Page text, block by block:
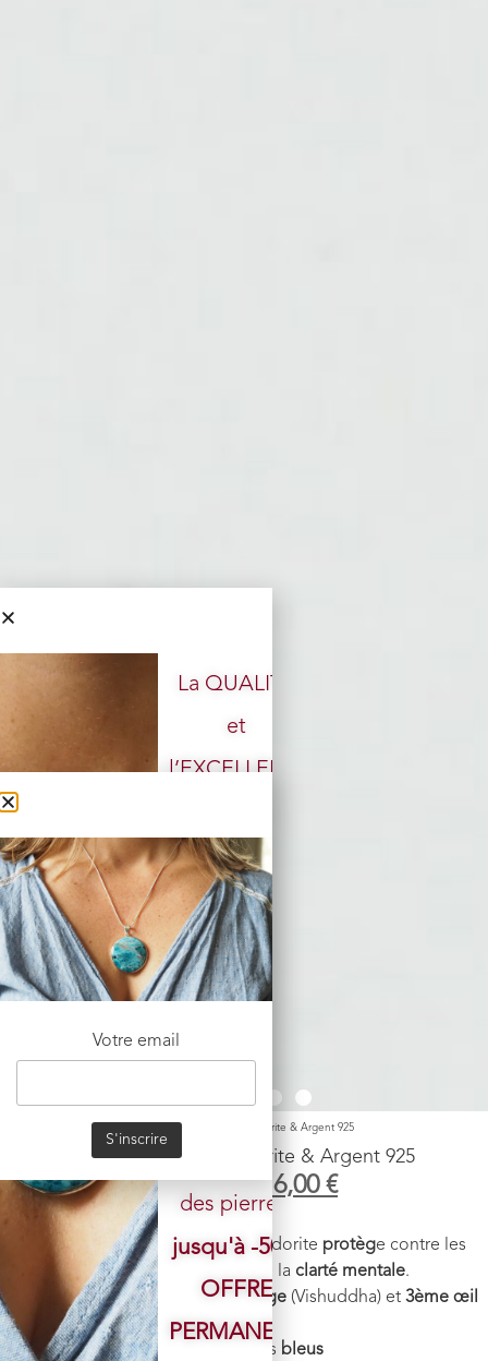
/ / Pendentif n°1 Labradorite & Argent 925
Pendentif n°1 Labradorite & Argent 925
149,00€ 116,00 €
Pierre:
Labradorite
Vertus énergétiques:La labradorite protège contre les
énergies négatives
et favorise la clarté mentale.
Chakra:Cœur(Anahata), gorge (Vishuddha) et 3ème œil
(Ajna).
Couleur: Grisavec des reflets bleus
La QUALITÉ
et
l’EXCELLENCE
accessibles.
BOUTIQUE
Nos PRIX ont
CHANGÉ,
SÉLECTION
des pierres.
jusqu'à -50%
OFFRE
PERMANENTE
Votre email